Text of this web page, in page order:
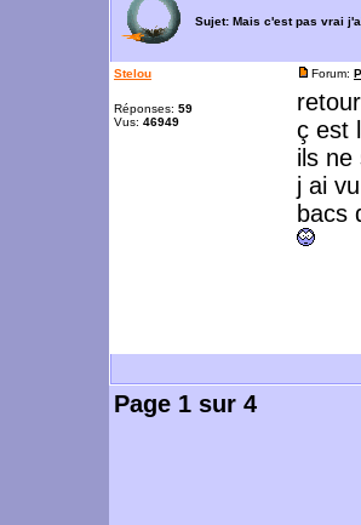
Sujet: Mais c'est pas vrai
Stelou
Réponses: 59
Vus: 46949
Forum:
ç est
ils ne
j ai
bacs
Page 1 sur 4